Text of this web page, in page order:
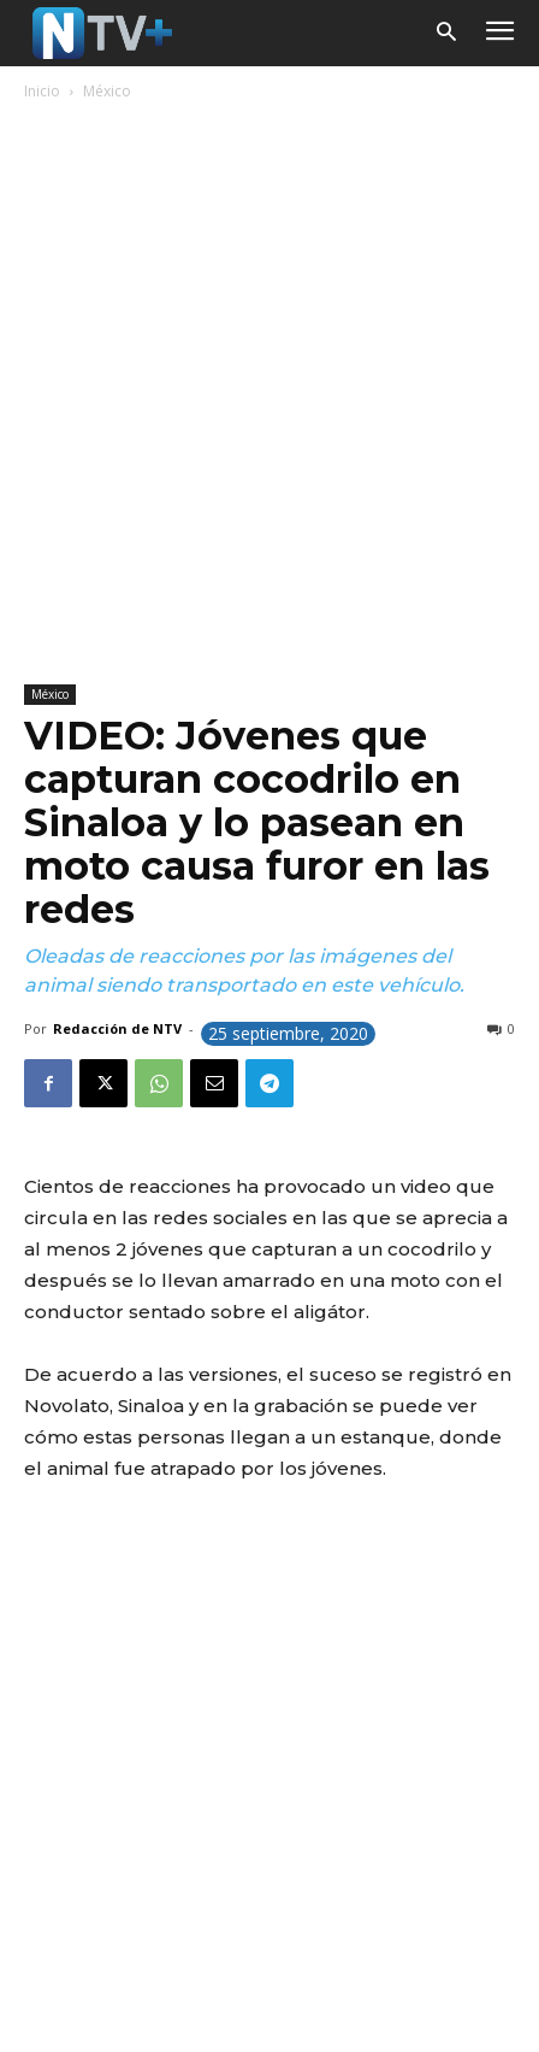
Inicio México
México
VIDEO: Jóvenes que
capturan cocodrilo en
Sinaloa y lo pasean en
moto causa furor en las
redes
Oleadas de reacciones por las imágenes del
animal siendo transportado en este vehículo.
Por Redacción de NTV - 25 septiembre, 2020 0
Cientos de reacciones ha provocado un video que
circula en las redes sociales en las que se aprecia a
al menos 2 jóvenes que capturan a un cocodrilo y
después se lo llevan amarrado en una moto con el
conductor sentado sobre el aligátor.
De acuerdo a las versiones, el suceso se registró en
Novolato, Sinaloa y en la grabación se puede ver
cómo estas personas llegan a un estanque, donde
el animal fue atrapado por los jóvenes.